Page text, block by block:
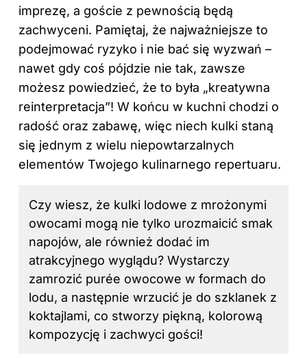
imprezę, a goście z pewnością będą
zachwyceni. Pamiętaj, że najważniejsze to
podejmować ryzyko i nie bać się wyzwań –
nawet gdy coś pójdzie nie tak, zawsze
możesz powiedzieć, że to była „kreatywna
reinterpretacja”! W końcu w kuchni chodzi o
radość oraz zabawę, więc niech kulki staną
się jednym z wielu niepowtarzalnych
elementów Twojego kulinarnego repertuaru.
Czy wiesz, że kulki lodowe z mrożonymi
owocami mogą nie tylko urozmaicić smak
napojów, ale również dodać im
atrakcyjnego wyglądu? Wystarczy
zamrozić purée owocowe w formach do
lodu, a następnie wrzucić je do szklanek z
koktajlami, co stworzy piękną, kolorową
kompozycję i zachwyci gości!